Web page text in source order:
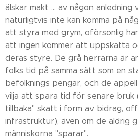
älskar makt ... av någon anledning
naturligtvis inte kan komma på
att styra med grym, oförsonlig
att ingen kommer att uppskatta
deras styre. De grå herrarna är
folks tid på samma sätt som en
befolknings pengar, och de
vilja att spara tid för senare bruk
tillbaka" skatt i form av bidrag,
infrastruktur), även om de aldrig
människorna "sparar".